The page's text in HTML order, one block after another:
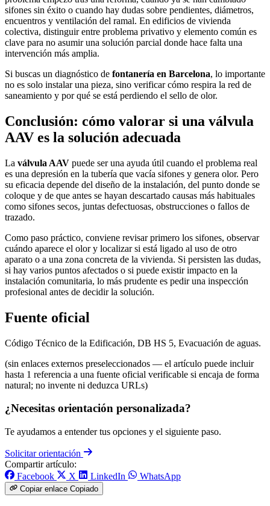
sifones sin éxito o cuando hay dudas sobre pendientes, diámetros,
encuentros y ventilación del ramal. En edificios de vivienda
colectiva, distinguir entre problema privativo y elemento común es
clave para no asumir una solución parcial donde hace falta una
intervención más amplia.
Si buscas un diagnóstico de fontanería en Barcelona, lo importante
no es solo instalar una pieza, sino verificar cómo respira la red de
saneamiento y por qué se está perdiendo el sello de olor.
Conclusión: cómo valorar si una válvula
AAV es la solución adecuada
La válvula AAV puede ser una ayuda útil cuando el problema real
es una depresión en la tubería que vacía sifones y genera olor. Pero
su eficacia depende del diseño de la instalación, del punto donde se
coloque y de que antes se hayan descartado causas más habituales
como sifones secos, juntas defectuosas, obstrucciones o fallos de
trazado.
Como paso práctico, conviene revisar primero los sifones, observar
cuándo aparece el olor y localizar si está ligado al uso de otro
aparato o a una zona concreta de la vivienda. Si persisten las dudas,
si hay varios puntos afectados o si puede existir impacto en la
instalación comunitaria, lo más prudente es pedir una inspección
profesional antes de decidir la solución.
Fuente oficial
Código Técnico de la Edificación, DB HS 5, Evacuación de aguas.
(sin enlaces externos preseleccionados — el artículo puede incluir
hasta 1 referencia a una fuente oficial verificable si encaja de forma
natural; no invente ni deduzca URLs)
¿Necesitas orientación personalizada?
Te ayudamos a entender tus opciones y el siguiente paso.
Solicitar orientación
Compartir artículo:
Facebook
X LinkedIn WhatsApp
Copiar enlace Copiado